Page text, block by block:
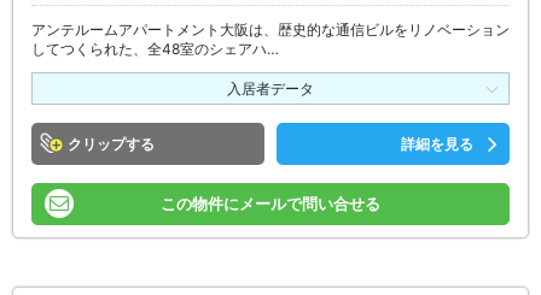
アンテルームアパートメント大阪は、歴史的な通信ビルをリノベーション
してつくられた、全48室のシェアハ…
入居者データ
クリップ 詳細を見る
この物件にメールで問い合せる